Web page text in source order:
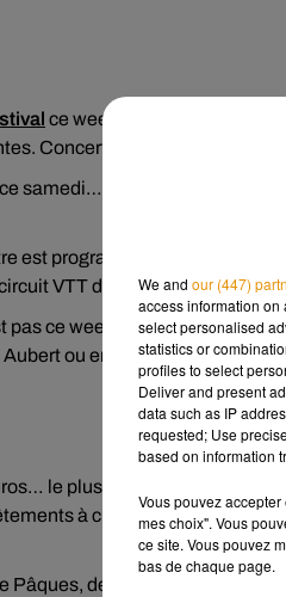
ce week-end au Parc des
Concerts, ateliers,
ce samedi… L’humoriste D’jal
est programmée ce dimanche,
VTT de 28 km sont
pas ce week-end mais ça
ou encore The Avener
le plus gros marché
à chiner à petits prix…
Pâques, des animations sont
We and our (447)
access information
select personalised
statistics or
profiles to select
Deliver and present
data such as IP
requested; Use
based on information
Vous pouvez
mes choix". Vous
ce site. Vous pouvez
bas de chaque page.